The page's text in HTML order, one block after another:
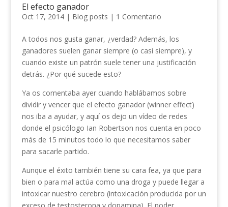
El efecto ganador
Oct 17, 2014| Blog posts | 1 Comentario
A todos nos gusta ganar, ¿verdad? Además, los
ganadores suelen ganar siempre (o casi siempre), y
cuando existe un patrón suele tener una justificación
detrás. ¿Por qué sucede esto?
Ya os comentaba ayer cuando hablábamos sobre
dividir y vencer que el efecto ganador (winner effect)
nos iba a ayudar, y aquí os dejo un vídeo de redes
donde el psicólogo Ian Robertson nos cuenta en poco
más de 15 minutos todo lo que necesitamos saber
para sacarle partido.
Aunque el éxito también tiene su cara fea, ya que para
bien o para mal actúa como una droga y puede llegar a
intoxicar nuestro cerebro (intoxicación producida por un